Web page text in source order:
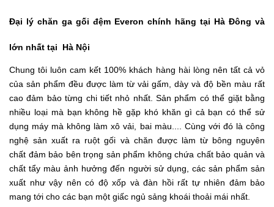
Đại lý chăn ga gối đệm Everon chính hãng tại Hà Đông và
lớn nhất tại Hà Nội
Chung tôi luôn cam kết 100% khách hàng hài lòng nên tất cả vỏ
của sản phẩm đều được làm từ vải gấm, dày và độ bền màu rất
cao đảm bảo từng chi tiết nhỏ nhất. Sản phẩm có thể giặt bằng
nhiều loại mà bạn không hề gặp khó khăn gì cả bạn có thể sử
dụng máy mà không làm xô vải, bai màu.... Cùng với đó là công
nghệ sản xuất ra ruột gối và chăn được làm từ bông nguyên
chất đảm bảo bên trọng sản phẩm không chứa chất bảo quản và
chất tẩy màu ảnh hưởng đến người sử dụng, các sản phẩm sản
xuất như vậy nên có độ xốp và đàn hồi rất tự nhiên đảm bảo
mang tới cho các bạn một giấc ngủ sảng khoái thoải mái nhất.